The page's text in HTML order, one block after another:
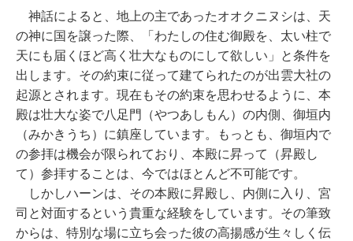
神話によると、地上の主であったオオクニヌシは、天
の神に国を譲った際、「わたしの住む御殿を、太い柱で
天にも届くほど高く壮大なものにして欲しい」と条件を
出します。その約束に従って建てられたのが出雲大社の
起源とされます。現在もその約束を思わせるように、本
殿は壮大な姿で八足門（やつあしもん）の内側、御垣内
（みかきうち）に鎮座しています。もっとも、御垣内で
の参拝は機会が限られており、本殿に昇って（昇殿し
て）参拝することは、今ではほとんど不可能です。
しかしハーンは、その本殿に昇殿し、内側に入り、宮
司と対面するという貴重な経験をしています。その筆致
からは、特別な場に立ち会った彼の高揚感が生々しく伝